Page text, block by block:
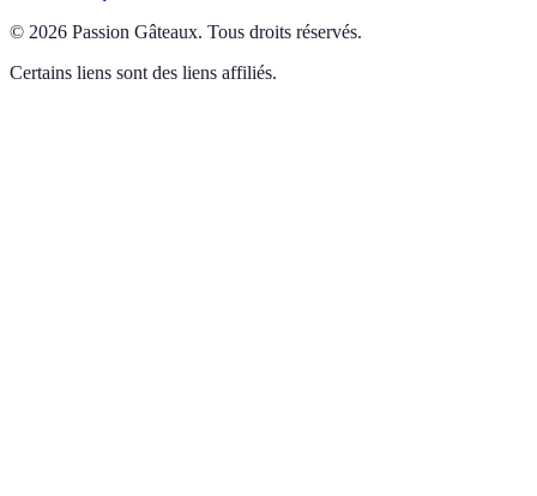
© 2026 Passion Gâteaux. Tous droits réservés.
Certains liens sont des liens affiliés.